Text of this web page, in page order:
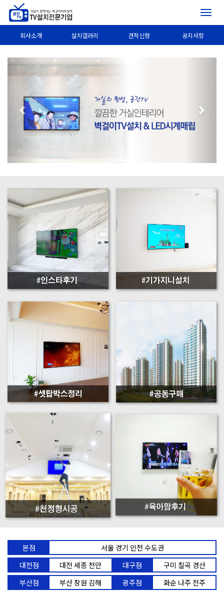
회사소개 설치갤러리 견적신청 공지사항
Previous
본점
서울 경기 인천 수도권
대전점
대전 세종 천안 대구점
구미 칠곡 경산
부산점
부산 창원 김해 광주점 화순 나주 전주